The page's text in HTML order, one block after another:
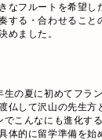
フルートを希望し
する・合わせること
めました。
の夏に初めてフラ
仏して沢山の先生方
こんなにも進化す
体的に留学準備を始